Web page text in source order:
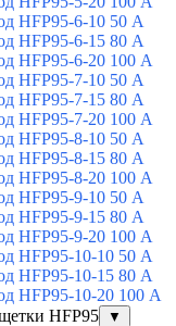
HFP95-6-10 50 А
HFP95-6-15 80 А
HFP95-6-20 100 А
HFP95-7-10 50 А
HFP95-7-15 80 А
HFP95-7-20 100 А
HFP95-8-10 50 А
HFP95-8-15 80 А
HFP95-8-20 100 А
HFP95-9-10 50 А
HFP95-9-15 80 А
HFP95-9-20 100 А
HFP95-10-10 50 А
HFP95-10-15 80 А
HFP95-10-20 100 А
HFP95
▼